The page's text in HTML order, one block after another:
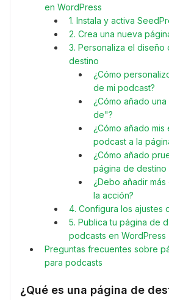
en WordPress
1. Instala y activa
2. Crea una nueva
3. Personaliza el diseño
destino
¿Cómo
de mi podcast?
¿Cómo añado
de"?
¿Cómo añado
podcast a la
¿Cómo añado
página de destino
¿Debo añadir
la acción?
4. Configura los ajustes
5. Publica tu página de
podcasts en WordPress
Preguntas frecuentes sobre
para podcasts
¿Qué es una página de